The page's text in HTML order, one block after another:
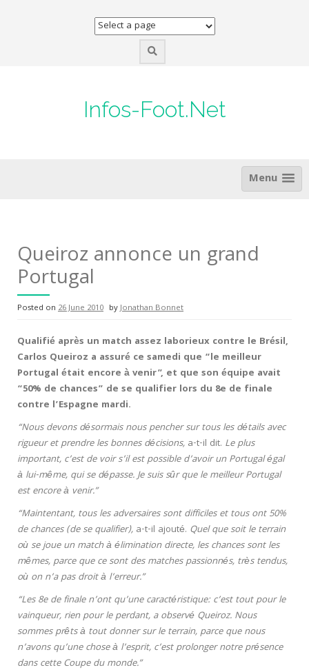
Infos-Foot.Net
Menu
Queiroz annonce un grand
Portugal
Posted on 26 June 2010 byJonathan Bonnet
Qualifié après un match assez laborieux contre le Brésil,
Carlos Queiroz a assuré ce samedi que “le meilleur
Portugal était encore à venir”, et que son équipe avait
“50% de chances” de se qualifier lors du 8e de finale
contre l’Espagne mardi.
“Nous devons désormais nous pencher sur tous les détails avec
rigueur et prendre les bonnes décisions, a-t-il dit. Le plus
important, c’est de voir s’il est possible d’avoir un Portugal égal
à lui-même, qui se dépasse. Je suis sûr que le meilleur Portugal
est encore à venir.”
“Maintentant, tous les adversaires sont difficiles et tous ont 50%
de chances (de se qualifier), a-t-il ajouté. Quel que soit le terrain
où se joue un match à élimination directe, les chances sont les
mêmes, parce que ce sont des matches passionnés, très tendus,
où on n’a pas droit à l’erreur.”
“Les 8e de finale n’ont qu’une caractéristique: c’est tout pour le
vainqueur, rien pour le perdant, a observé Queiroz. Nous
sommes prêts à tout donner sur le terrain, parce que nous
n’avons qu’une chose à l’esprit, c’est prolonger notre présence
dans cette Coupe du monde.”